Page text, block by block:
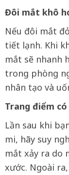
Đôi mắt khô
Nếu đôi mắt
tiết lạnh. Khi
mắt sẽ nhanh
trong phòng
nhân tạo và
Trang điểm
Lần sau khi
mi, hãy suy
mắt xảy ra do
xước. Ngoài